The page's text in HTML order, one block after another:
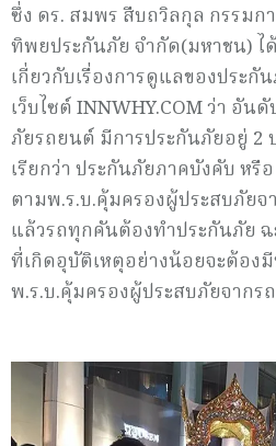
ซึ่ง ดร. สมพร สืบถวิลกุล กรรมก
ทิพยประกันภัย จำกัด(มหาชน) ไ
เกี่ยวกับเรื่องการดูแลของประ
เว็บไซต์ INNWHY.COM ว่า อัน
ภัยรถยนต์ มีการประกันภัยอยู่ 2
เรียกว่า ประกันภัยภาคบังคับ หรื
ตามพ.ร.บ.คุ้มครองผู้ประสบภัย
แล้วรถทุกคันต้องทำประกันภัย
ที่เกิดอุบัติเหตุอย่างน้อยจะต้อง
พ.ร.บ.คุ้มครองผู้ประสบภัยจาก